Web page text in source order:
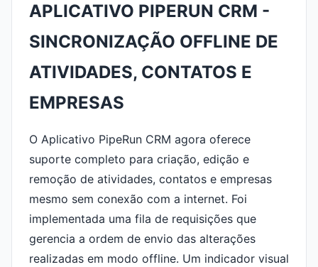
APLICATIVO PIPERUN CRM -
SINCRONIZAÇÃO OFFLINE DE
ATIVIDADES, CONTATOS E
EMPRESAS
O Aplicativo PipeRun CRM agora oferece
suporte completo para criação, edição e
remoção de atividades, contatos e empresas
mesmo sem conexão com a internet. Foi
implementada uma fila de requisições que
gerencia a ordem de envio das alterações
realizadas em modo offline. Um indicador visual